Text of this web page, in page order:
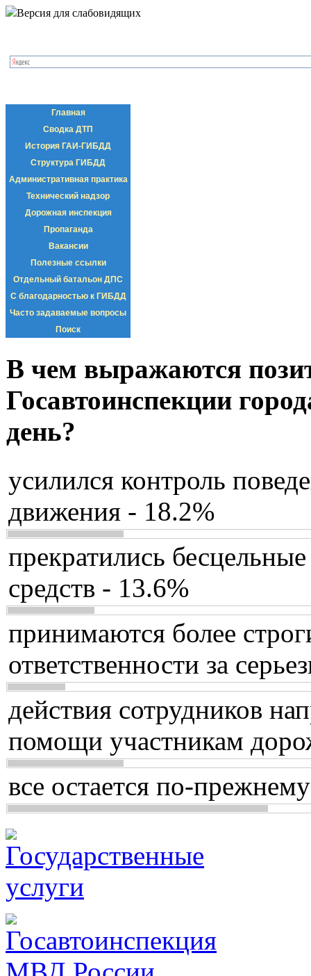
Версия для слабовидящих
Главная
Сводка ДТП
История ГАИ-ГИБДД
Структура ГИБДД
Административная практика
Технический надзор
Дорожная инспекция
Пропаганда
Вакансии
Полезные ссылки
Отдельный батальон ДПС
С благодарностью к ГИБДД
Часто задаваемые вопросы
Поиск
В чем выражаются
Госавтоинспекции
день?
усилился контроль
движения - 18.2%
прекратились
средств - 13.6%
принимаются более
ответственности за
действия сотрудников
помощи участникам
все остается по-